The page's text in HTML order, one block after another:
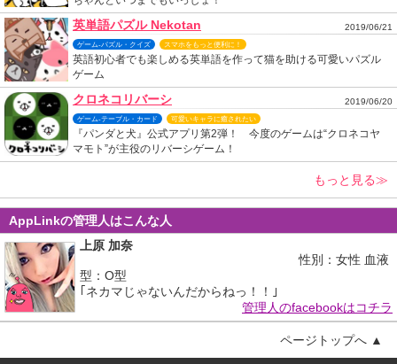
英単語パズル Nekotan 2019/06/21
ゲーム-パズル・クイズ スマホをもっと便利に！
英語初心者でも楽しめる英単語を作って猫を助ける可愛いパズル
ゲーム
クロネコリバーシ 2019/06/20
ゲーム-テーブル・カード 可愛いキャラに癒されたい
『パンダと犬』公式アプリ第2弾！ 今度のゲームは“クロネコヤ
マモト”が主役のリバーシゲーム！
もっと見る≫
AppLinkの管理人はこんな人
上原 加奈
性別：女性 血液
型：O型
｢ネカマじゃないんだからねっ！！｣
管理人のfacebookはコチラ
ページトップへ ▲